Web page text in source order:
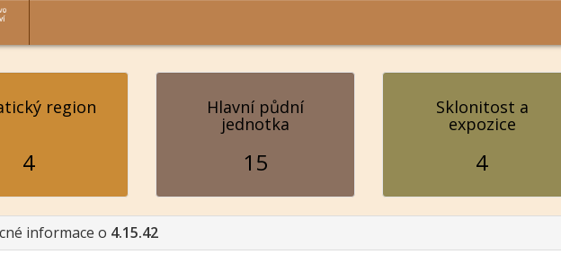
region
4
Hlavní půdní
jednotka
15
Sklonitost a
expozice
4
informace o 4.15.42